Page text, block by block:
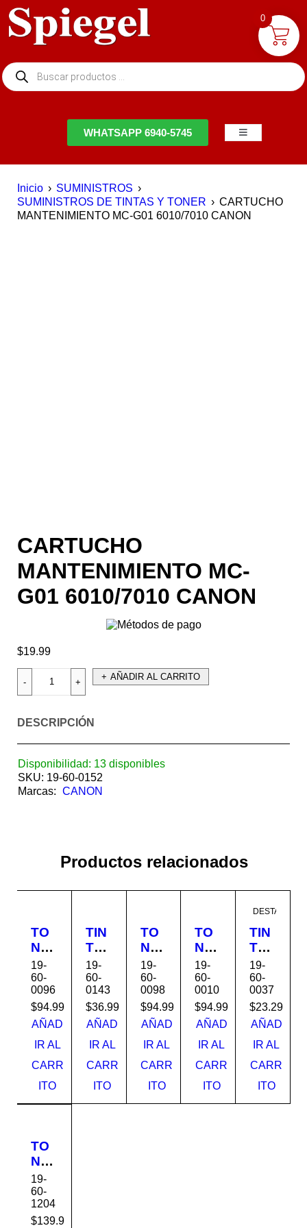
WHATSAPP 6940-5745
Inicio › SUMINISTROS ›
SUMINISTROS DE TINTAS Y TONER › CARTUCHO
MANTENIMIENTO MC-G01 6010/7010 CANON
CARTUCHO
MANTENIMIENTO MC-
G01 6010/7010 CANON
$19.99
AÑADIR AL CARRITO
DESCRIPCIÓN
Disponibilidad: 13 disponibles
SKU: 19-60-0152
Marcas: CANON
Productos relacionados
TO
NE
R
055
CY
AN
CA
NO
N
19-
60-
0096
$94.99
AÑAD
IR AL
CARR
ITO
TIN
TA
GI-
16
MA
GE
NT
A
CA
NO
N
19-
60-
0143
$36.99
AÑAD
IR AL
CARR
ITO
TO
NE
R
055
YEL
LO
W
CA
NO
N
19-
60-
0098
$94.99
AÑAD
IR AL
CARR
ITO
TO
NE
R
128
CA
NO
N
19-
60-
0010
$94.99
AÑAD
IR AL
CARR
ITO
DESTACADO
TIN
TA
PG-
140
XL
NE
GR
O
CA
NO
N
19-
60-
0037
$23.29
AÑAD
IR AL
CARR
ITO
TO
NE
R
304
A
CC
19-
60-
1204
$139.99
0